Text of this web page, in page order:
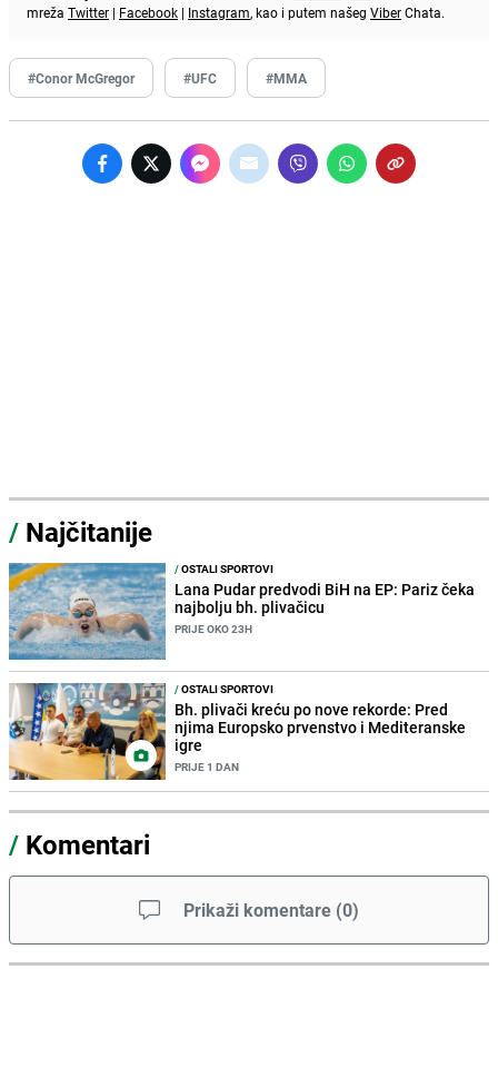
mreža Twitter | Facebook | Instagram, kao i putem našeg ViberChata.
#Conor McGregor #UFC #MMA
/ Najčitanije
/OSTALI SPORTOVI
Lana Pudar predvodi BiH na EP: Pariz čeka
najbolju bh. plivačicu
PRIJE OKO 23H
/OSTALI SPORTOVI
Bh. plivači kreću po nove rekorde: Pred
njima Europsko prvenstvo i Mediteranske
igre
PRIJE 1 DAN
/ Komentari
Prikaži komentare (0)